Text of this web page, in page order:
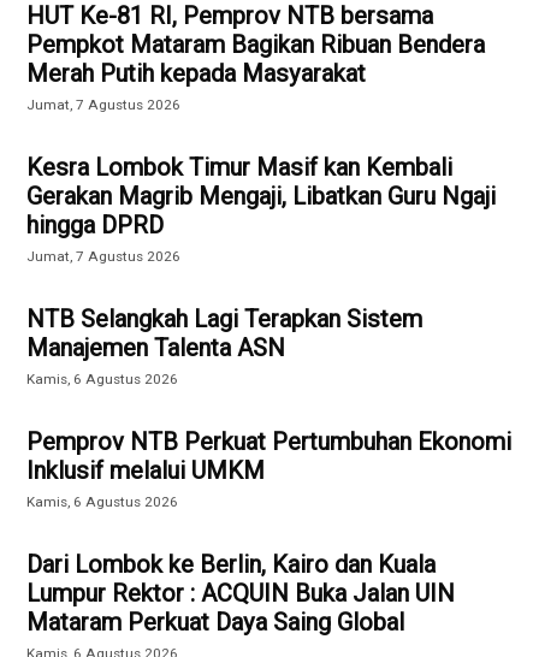
HUT Ke-81 RI, Pemprov NTB bersama
Pempkot Mataram Bagikan Ribuan Bendera
Merah Putih kepada Masyarakat
Jumat, 7 Agustus 2026
Kesra Lombok Timur Masif kan Kembali
Gerakan Magrib Mengaji, Libatkan Guru Ngaji
hingga DPRD
Jumat, 7 Agustus 2026
NTB Selangkah Lagi Terapkan Sistem
Manajemen Talenta ASN
Kamis, 6 Agustus 2026
Pemprov NTB Perkuat Pertumbuhan Ekonomi
Inklusif melalui UMKM
Kamis, 6 Agustus 2026
Dari Lombok ke Berlin, Kairo dan Kuala
Lumpur Rektor : ACQUIN Buka Jalan UIN
Mataram Perkuat Daya Saing Global
Kamis, 6 Agustus 2026